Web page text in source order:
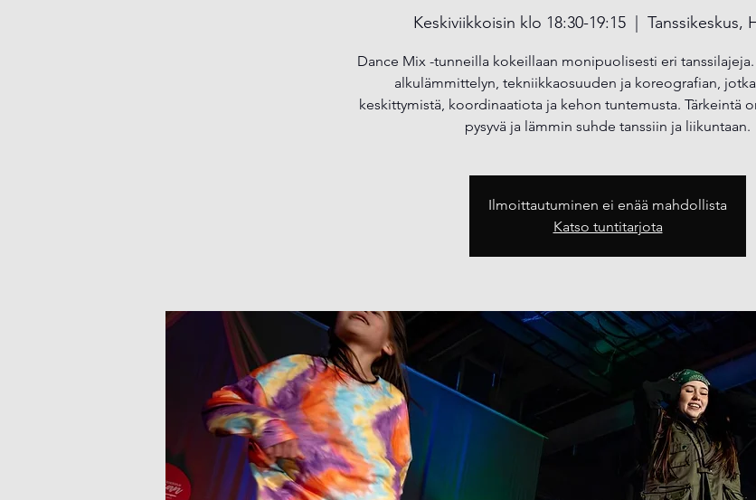
Keskiviikkoisin klo 18:30-19:15 Tanssikeskus,
Dance Mix -tunneilla kokeillaan monipuolisesti eri tanssilajeja.
alkulämmittelyn, tekniikkaosuuden ja koreografian,
keskittymistä, koordinaatiota ja kehon tuntemusta. Tärkeintä
pysyvä ja lämmin suhde tanssiin ja liikuntaan.
Ilmoittautuminen ei enää mahdollista
Katso tuntitarjota